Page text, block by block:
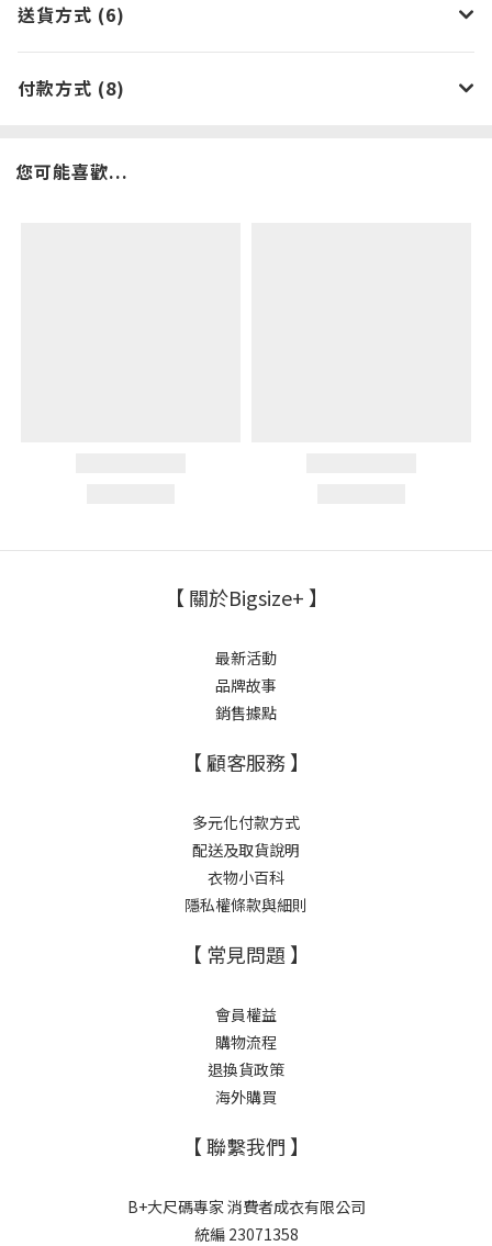
送貨方式 (6)
付款方式 (8)
您可能喜歡...
【 關於Bigsize+ 】
最新活動
品牌故事
銷售據點
【 顧客服務 】
多元化付款方式
配送及取貨說明
衣物小百科
隱私權條款與細則
【 常見問題 】
會員權益
購物流程
退換貨政策
海外購買
【 聯繫我們 】
B+大尺碼專家 消費者成衣有限公司
統編 23071358